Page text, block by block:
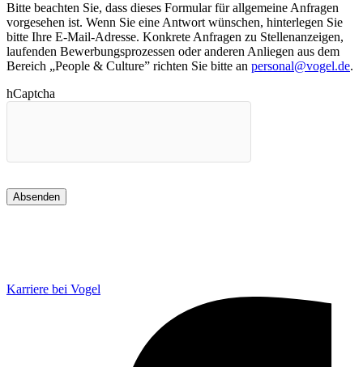
Bitte beachten Sie, dass dieses Formular für allgemeine Anfragen
vorgesehen ist. Wenn Sie eine Antwort wünschen, hinterlegen Sie
bitte Ihre E-Mail-Adresse. Konkrete Anfragen zu Stellenanzeigen,
laufenden Bewerbungsprozessen oder anderen Anliegen aus dem
Bereich „People & Culture” richten Sie bitte an personal@vogel.de.
hCaptcha
Karriere bei Vogel